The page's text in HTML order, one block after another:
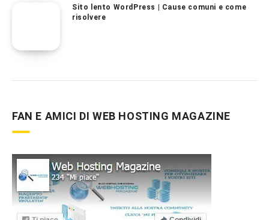
Sito lento WordPress | Cause comuni e come
risolvere
FAN E AMICI DI WEB HOSTING MAGAZINE